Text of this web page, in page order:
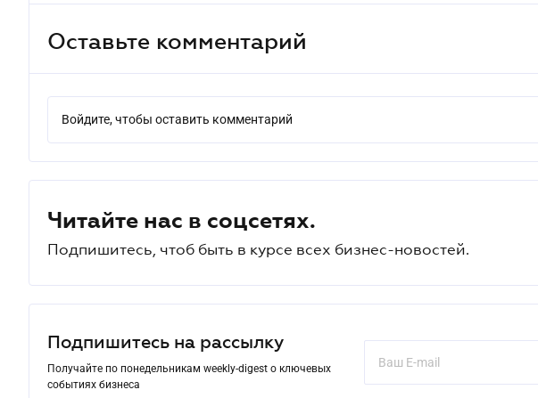
Оставьте комментарий
Войдите, чтобы оставить комментарий
Читайте нас в соцсетях.
Подпишитесь, чтоб быть в курсе всех бизнес-новостей.
Подпишитесь на рассылку
Получайте по понедельникам weekly-digest о ключевых
событиях бизнеса